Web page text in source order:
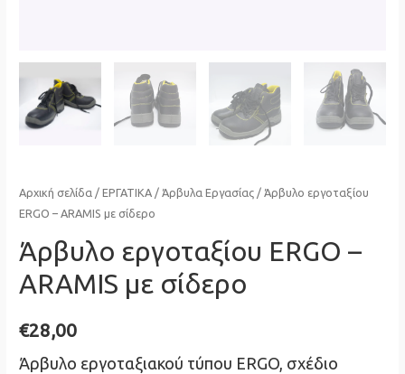
Αρχική σελίδα /ΕΡΓΑΤΙΚΑ / Άρβυλα Εργασίας / Άρβυλο εργοταξίου
ERGO – ARAMIS με σίδερο
Άρβυλο εργοταξίου ERGO –
ARAMIS με σίδερο
€28,00
Άρβυλο εργοταξιακού τύπου ERGO, σχέδιο